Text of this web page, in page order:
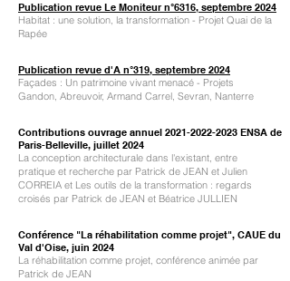
Publication revue Le Moniteur n°6316, septembre 2024
Habitat : une solution, la transformation - Projet Quai de la
Rapée
Publication revue d'A n°319, septembre 2024
Façades : Un patrimoine vivant menacé - Projets
Gandon, Abreuvoir, Armand Carrel, Sevran, Nanterre
Contributions ouvrage annuel 2021-2022-2023 ENSA de
Paris-Belleville, juillet 2024
La conception architecturale dans l'existant, entre
pratique et recherche par Patrick de JEAN et Julien
CORREIA et Les outils de la transformation : regards
croisés par Patrick de JEAN et Béatrice JULLIEN
Conférence "La réhabilitation comme projet", CAUE du
Val d'Oise, juin 2024
La réhabilitation comme projet, conférence animée par
Patrick de JEAN